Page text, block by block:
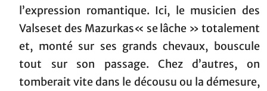
l’expression romantique. Ici, le musicien des
Valseset des Mazurkas« se lâche » totalement
et, monté sur ses grands chevaux, bouscule
tout sur son passage. Chez d’autres, on
tomberait vite dans le décousu ou la démesure,